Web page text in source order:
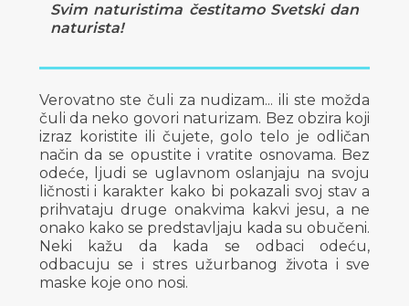
Svim naturistima čestitamo Svetski dan
naturista!
Verovatno ste čuli za nudizam... ili ste možda
čuli da neko govori naturizam. Bez obzira koji
izraz koristite ili čujete, golo telo je odličan
način da se opustite i vratite osnovama. Bez
odeće, ljudi se uglavnom oslanjaju na svoju
ličnosti i karakter kako bi pokazali svoj stav a
prihvataju druge onakvima kakvi jesu, a ne
onako kako se predstavljaju kada su obučeni.
Neki kažu da kada se odbaci odeću,
odbacuju se i stres užurbanog života i sve
maske koje ono nosi.